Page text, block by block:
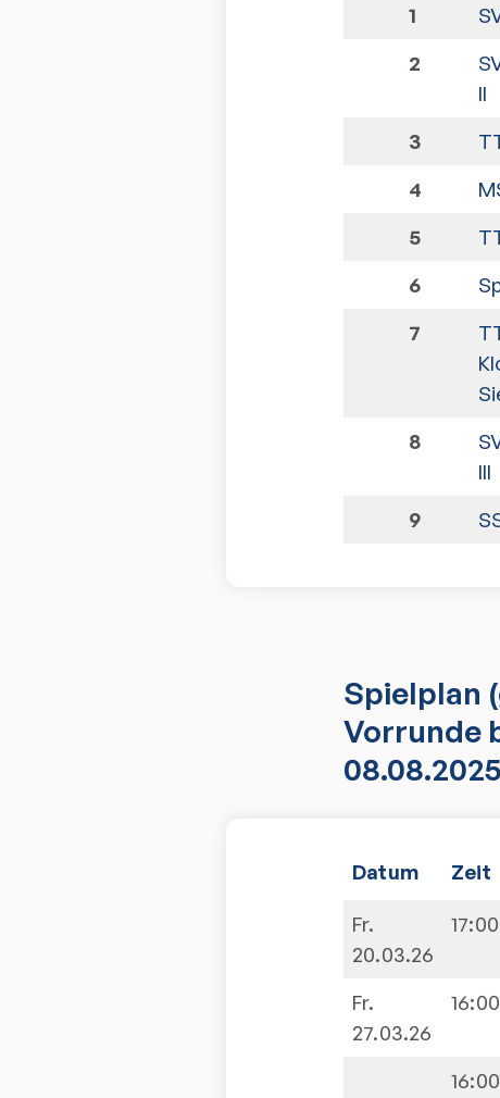
1
2
II
3
4
5
6
7
8
III
9
Spielplan
Vorrunde
Datum Zeit
Fr.
20.03.26
17:00
Fr.
27.03.26
16:00
16:00